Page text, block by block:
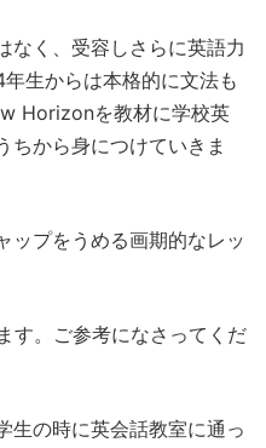
なく、受容しさらに英語力
生からは本格的に文法も
Horizonを教材に学校英
ちから身につけていきま
ップをうめる画期的なレッ
す。ご参考になさってくだ
の時に英会話教室に通っ